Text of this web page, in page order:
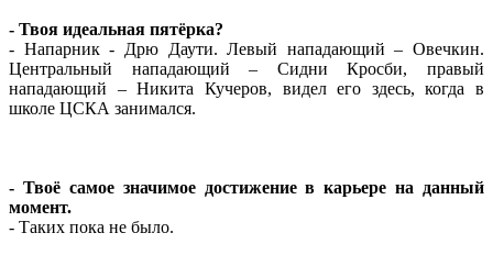
- Твоя идеальная пятёрка?
- Напарник - Дрю Даути. Левый нападающий – Овечкин.
Центральный нападающий – Сидни Кросби, правый
нападающий – Никита Кучеров, видел его здесь, когда в
школе ЦСКА занимался.
- Твоё самое значимое достижение в карьере на данный
момент.
- Таких пока не было.